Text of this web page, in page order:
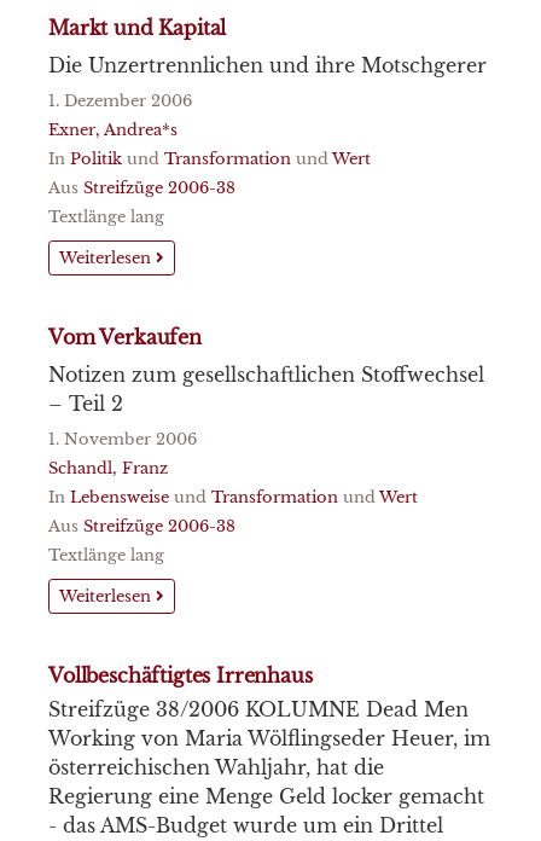
Markt und Kapital
Die Unzertrennlichen und ihre Motschgerer
1. Dezember 2006
Exner, Andrea*s
In Politik und Transformation undWert
Aus Streifzüge 2006-38
Textlänge lang
Weiterlesen
Vom Verkaufen
Notizen zum gesellschaftlichen Stoffwechsel
– Teil 2
1. November 2006
Schandl, Franz
In Lebensweise und Transformation undWert
Aus Streifzüge 2006-38
Textlänge lang
Weiterlesen
Vollbeschäftigtes Irrenhaus
Streifzüge 38/2006 KOLUMNE Dead Men
Working von Maria Wölflingseder Heuer, im
österreichischen Wahljahr, hat die
Regierung eine Menge Geld locker gemacht
- das AMS-Budget wurde um ein Drittel